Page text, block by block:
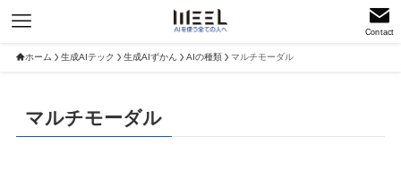
Contact
ホーム 生成AIテック 生成AIずかん AIの種類 マルチモーダル
マルチモーダル